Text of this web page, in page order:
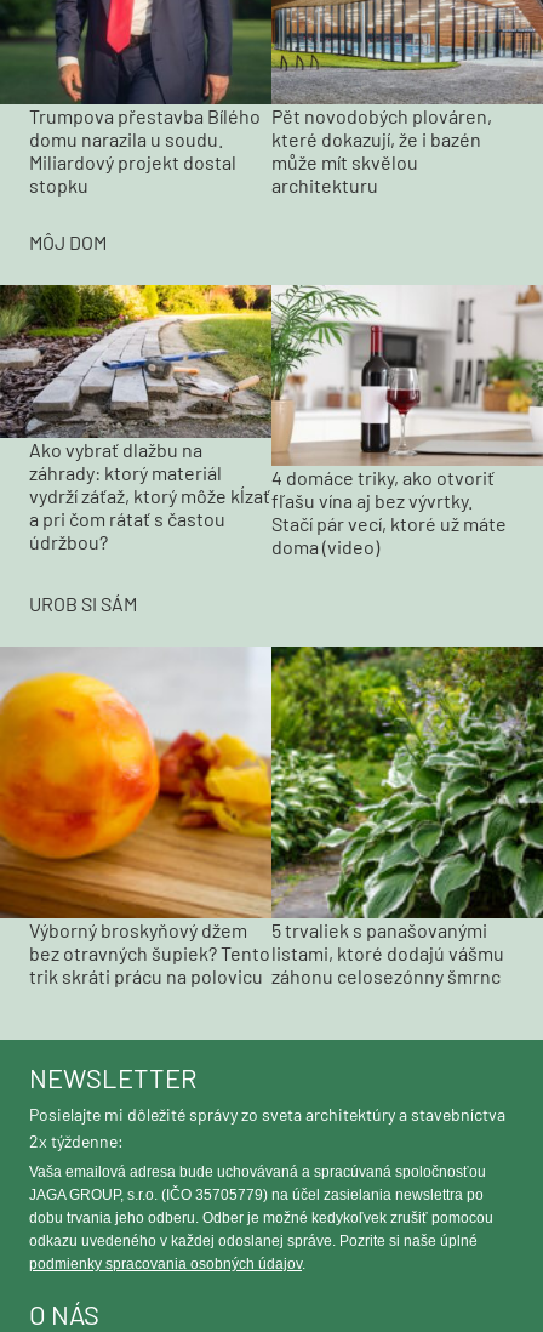
Trumpova přestavba Bílého
domu narazila u soudu.
Miliardový projekt dostal
stopku
Pět novodobých plováren,
které dokazují, že i bazén
může mít skvělou
architekturu
MÔJ DOM
Ako vybrať dlažbu na
záhrady: ktorý materiál
vydrží záťaž, ktorý môže kĺzať
a pri čom rátať s častou
údržbou?
4 domáce triky, ako otvoriť
fľašu vína aj bez vývrtky.
Stačí pár vecí, ktoré už máte
doma (video)
UROB SI SÁM
Výborný broskyňový džem
bez otravných šupiek? Tento
trik skráti prácu na polovicu
5 trvaliek s panašovanými
listami, ktoré dodajú vášmu
záhonu celosezónny šmrnc
O NÁS
NEWSLETTER
Posielajte mi dôležité správy zo sveta architektúry a stavebníctva
2x týždenne:
Vaša emailová adresa bude uchovávaná a spracúvaná spoločnosťou
JAGA GROUP, s.r.o. (IČO 35705779) na účel zasielania newslettra po
dobu trvania jeho odberu. Odber je možné kedykoľvek zrušiť pomocou
odkazu uvedeného v každej odoslanej správe. Pozrite si naše úplné
podmienky spracovania osobných údajov.